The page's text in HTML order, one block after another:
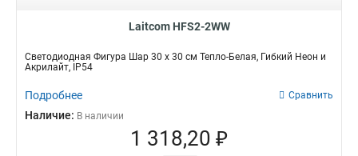
Laitcom HFS2-2WW
Светодиодная Фигура Шар 30 x 30 см Тепло-Белая, Гибкий Неон и
Акрилайт, IP54
Подробнее Сравнить
Наличие: В наличии
1 318,20 ₽